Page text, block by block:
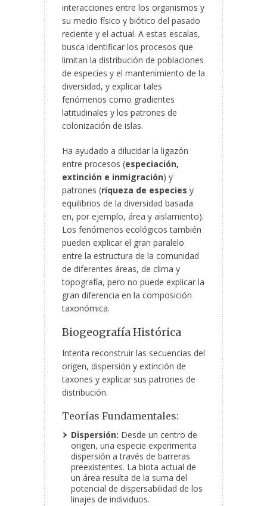
interacciones entre los organismos y
su medio físico y biótico del pasado
reciente y el actual. A estas escalas,
busca identificar los procesos que
limitan la distribución de poblaciones
de especies y el mantenimiento de la
diversidad, y explicar tales
fenómenos como gradientes
latitudinales y los patrones de
colonización de islas.
Ha ayudado a dilucidar la ligazón
entre procesos (especiación,
extinción e inmigración) y
patrones (riqueza de especies y
equilibrios de la diversidad basada
en, por ejemplo, área y aislamiento).
Los fenómenos ecológicos también
pueden explicar el gran paralelo
entre la estructura de la comunidad
de diferentes áreas, de clima y
topografía, pero no puede explicar la
gran diferencia en la composición
taxonómica.
Biogeografía Histórica
Intenta reconstruir las secuencias del
origen, dispersión y extinción de
taxones y explicar sus patrones de
distribución.
Teorías Fundamentales:
Dispersión: Desde un centro de
origen, una especie experimenta
dispersión a través de barreras
preexistentes. La biota actual de
un área resulta de la suma del
potencial de dispersabilidad de los
linajes de individuos.